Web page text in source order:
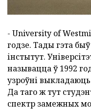
- University of
годзе. Тады гэта
інстытут.
называцца ў 1992
узроўні
Да таго ж тут
спектр замежных